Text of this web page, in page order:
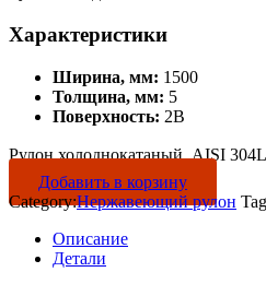
Характеристики
Ширина, мм: 1500
Толщина, мм: 5
Поверхность: 2B
Рулон холоднокатаный, AISI
Добавить в корзину
Category:Нержавеющий рулон
Описание
Детали